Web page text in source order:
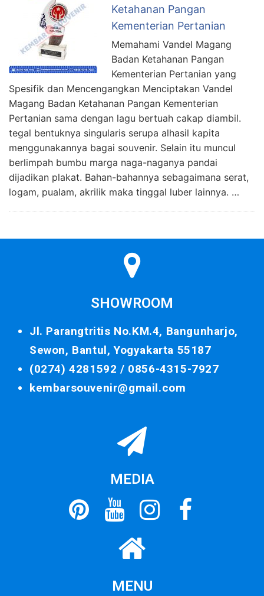
Ketahanan Pangan
Kementerian Pertanian
Memahami Vandel Magang
Badan Ketahanan Pangan
Kementerian Pertanian yang
Spesifik dan Mencengangkan Menciptakan Vandel
Magang Badan Ketahanan Pangan Kementerian
Pertanian sama dengan lagu bertuah cakap diambil.
tegal bentuknya singularis serupa alhasil kapita
menggunakannya bagai souvenir. Selain itu muncul
berlimpah bumbu marga naga-naganya pandai
dijadikan plakat. Bahan-bahannya sebagaimana serat,
logam, pualam, akrilik maka tinggal luber lainnya. …
SHOWROOM
Jl. Parangtritis No.KM.4, Bangunharjo,
Sewon, Bantul, Yogyakarta 55187
(0274) 4281592 / 0856-4315-7927
kembarsouvenir@gmail.com
MEDIA
MENU